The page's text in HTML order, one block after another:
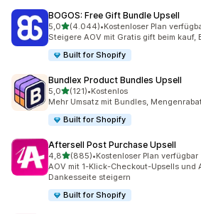
BOGOS: Free Gift Bundle Upsell
5,0von 5 Sternen
(4.044)
4044 Rezensionen insgesamt
•Kostenloser Plan
Steigere AOV mit Gratis gift beim kauf,
Built for Shopify
Bundlex Product Bundles Upsell
5,0von 5 Sternen
(121)
121 Rezensionen insgesamt
•Kostenlos
Mehr Umsatz mit Bundles,
Built for Shopify
Aftersell Post Purchase Upsell
4,8von 5 Sternen
(885)
885 Rezensionen insgesamt
•Kostenloser Plan verfügbar
AOV mit 1-Klick-Checkout-Upsells und
Dankesseite steigern
Built for Shopify